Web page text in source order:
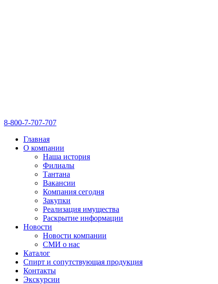
8-800-7-707-707
Главная
О компании
Наша история
Филиалы
Тантана
Вакансии
Компания сегодня
Закупки
Реализация имущества
Раскрытие информации
Новости
Новости компании
СМИ о нас
Каталог
Спирт и сопутствующая продукция
Контакты
Экскурсии